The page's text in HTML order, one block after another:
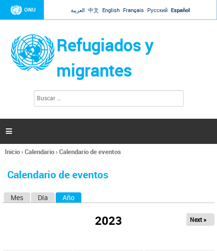
Jump to navigation
ONU العربية 中文 English Français Русский Español
Refugiados y
migrantes
l
s

Se
usted
Inicio›Calendario›Calendario de eventos
Calendario de eventos
Mes Día Año
2023 Next »